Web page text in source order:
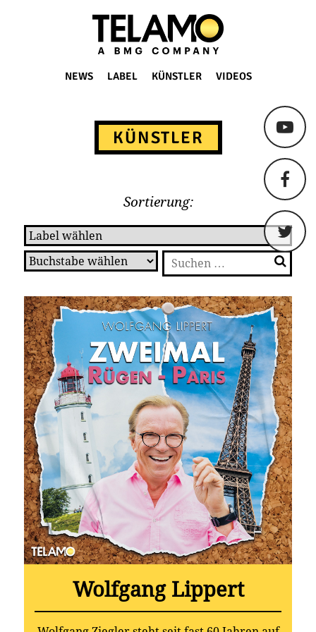
TELAMO
NEWS LABEL KÜNSTLER VIDEOS
KÜNSTLER
Sortierung:
Suchen
nach:
Wolfgang Lippert